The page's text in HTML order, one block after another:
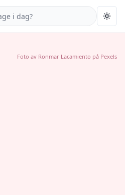
Foto av Ronmar Lacamiento på Pexels